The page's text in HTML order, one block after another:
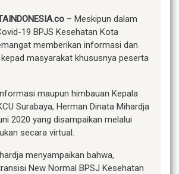
– Meskipun dalam
19 BPJS Kesehatan Kota
memberikan informasi dan
masyarakat khususnya peserta
maupun himbauan Kepala
Surabaya, Herman Dinata Mihardja
2020 yang disampaikan melalui
secara virtual.
menyampaikan bahwa,
New Normal BPSJ Kesehatan